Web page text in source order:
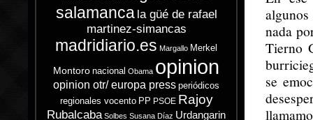
salamanca la güé de rafael
martinez-simancas
madridiario.es Margallo Merkel
Montoro nacional Obama opinion
opinion otr/ europa press periódicos
regionales vocento PP PSOE Rajoy
Rubalcaba Solbes Susana Díaz Urdangarin
nada
Tierno
se